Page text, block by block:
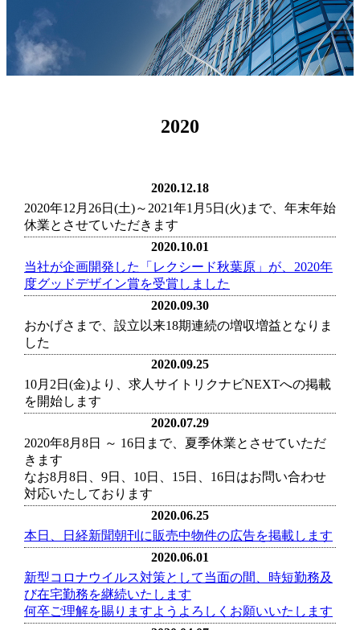
2020
2020.12.18
2020年12月26日(土)～2021年1月5日(火)まで、年末年始
休業とさせていただきます
2020.10.01
当社が企画開発した「レクシード秋葉原」が、2020年
度グッドデザイン賞を受賞しました
2020.09.30
おかげさまで、設立以来18期連続の増収増益となりま
した
2020.09.25
10月2日(金)より、求人サイトリクナビNEXTへの掲載
を開始します
2020.07.29
2020年8月8日 ～ 16日まで、夏季休業とさせていただ
きます
なお8月8日、9日、10日、15日、16日はお問い合わせ
対応いたしております
2020.06.25
本日、日経新聞朝刊に販売中物件の広告を掲載します
2020.06.01
新型コロナウイルス対策として当面の間、時短勤務及
び在宅勤務を継続いたします
何卒ご理解を賜りますようよろしくお願いいたします